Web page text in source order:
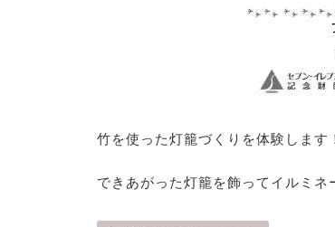
竹を使った灯籠づくりを体験します
できあがった灯籠を飾ってイルミネ